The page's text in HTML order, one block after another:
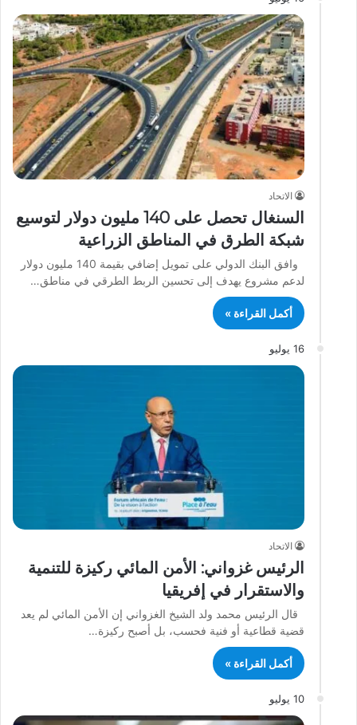
الاتحاد
السنغال تحصل على 140 مليون دولار لتوسيع
شبكة الطرق في المناطق الزراعية
وافق البنك الدولي على تمويل إضافي بقيمة 140 مليون دولار
لدعم مشروع يهدف إلى تحسين الربط الطرقي في مناطق…
أكمل القراءة »
16 يوليو
الاتحاد
الرئيس غزواني: الأمن المائي ركيزة للتنمية
والاستقرار في إفريقيا
قال الرئيس محمد ولد الشيخ الغزواني إن الأمن المائي لم يعد
قضية قطاعية أو فنية فحسب، بل أصبح ركيزة…
أكمل القراءة »
10 يوليو